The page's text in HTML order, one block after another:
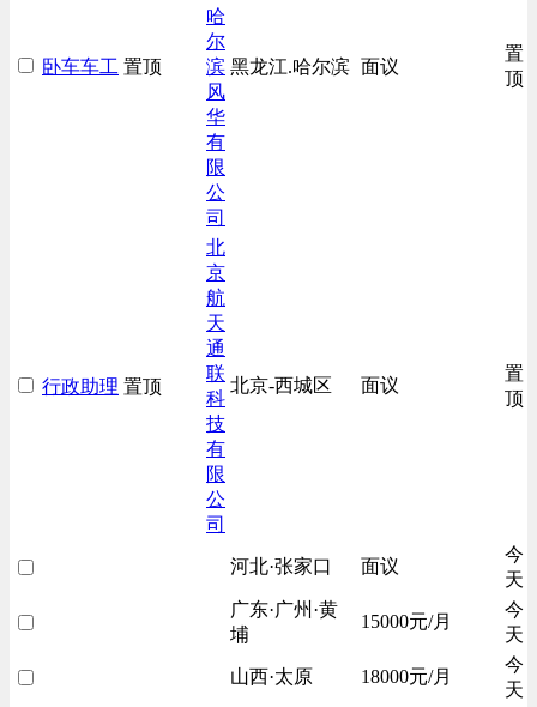
卧车车工 置顶
哈
尔
滨
风
华
有
限
公
司
黑龙江.哈尔滨 面议
置
顶
行政助理 置顶
北
京
航
天
通
联
科
技
有
限
公
司
北京-西城区 面议
置
顶
河北·张家口 面议
今
天
广东·广州·黄
埔
15000元/月
今
天
山西·太原 18000元/月
今
天